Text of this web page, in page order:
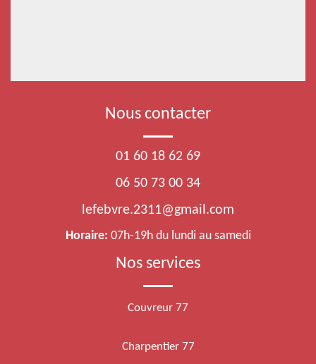
Nous contacter
01 60 18 62 69
06 50 73 00 34
lefebvre.2311@gmail.com
Horaire: 07h-19h du lundi au samedi
Nos services
Couvreur 77
Charpentier 77